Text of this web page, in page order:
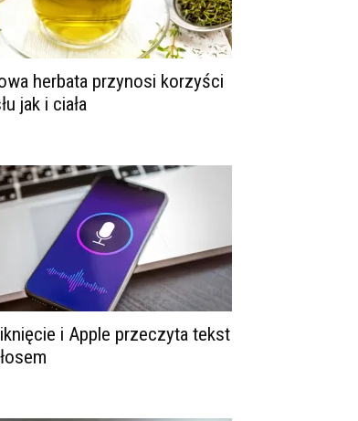
herbata przynosi korzyści
jak i ciała
i Apple przeczyta tekst